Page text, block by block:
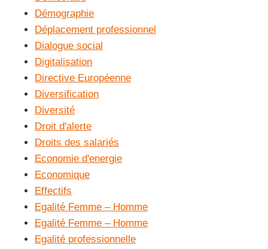
Démographie
Déplacement professionnel
Dialogue social
Digitalisation
Directive Européenne
Diversification
Diversité
Droit d'alerte
Droits des salariés
Economie d'energie
Economique
Effectifs
Egalité Femme – Homme
Egalité Femme – Homme
Egalité professionnelle